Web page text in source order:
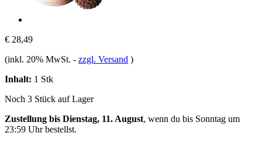
€ 28,49
(inkl. 20% MwSt. - zzgl. Versand )
Inhalt: 1 Stk
Noch 3 Stück auf Lager
Zustellung bis Dienstag, 11. August, wenn du bis Sonntag um
23:59 Uhrbestellst.